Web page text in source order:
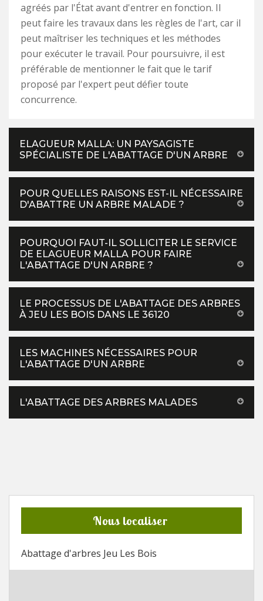
agréés par l'État avant d'entrer en fonction. Il
peut faire les travaux dans les règles de l'art, car il
peut maîtriser les techniques et les méthodes
pour exécuter le travail. Pour poursuivre, il est
préférable de mentionner le fait que le tarif
proposé par l'expert peut défier toute
concurrence.
ELAGUEUR MALLA: UN PAYSAGISTE
SPÉCIALISTE DE L'ABATTAGE D'UN ARBRE
POUR QUELLES RAISONS EST-IL NÉCESSAIRE
D'ABATTRE UN ARBRE MALADE ?
POURQUOI FAUT-IL SOLLICITER LE SERVICE
DE ELAGUEUR MALLA POUR FAIRE
L'ABATTAGE D'UN ARBRE ?
LE PROCESSUS DE L'ABATTAGE DES ARBRES
À JEU LES BOIS DANS LE 36120
LES MACHINES NÉCESSAIRES POUR
L'ABATTAGE D'UN ARBRE
L'ABATTAGE DES ARBRES MALADES
Nous localiser
Abattage d'arbres Jeu Les Bois